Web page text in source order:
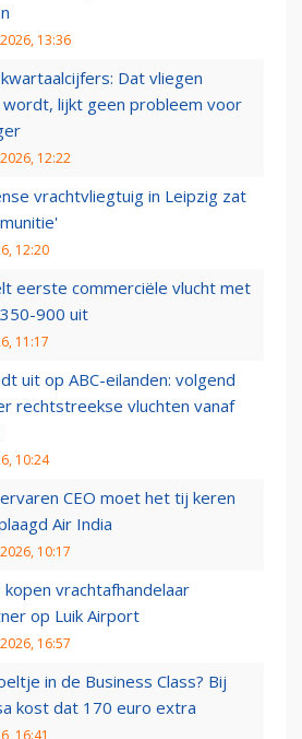
13:36
Dat vliegen
lijkt geen probleem voor
12:22
vrachtvliegtuig in Leipzig zat
12:20
eerste commerciële vlucht met
900 uit
11:17
uit op ABC-eilanden: volgend
rechtstreekse vluchten vanaf
10:24
CEO moet het tij keren
Air India
10:17
kopen vrachtafhandelaar
op Luik Airport
16:57
in de Business Class? Bij
kost dat 170 euro extra
16:41